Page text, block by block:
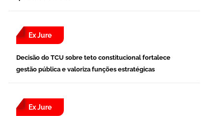
Ex Jure
Decisão do TCU sobre teto constitucional fortalece
gestão pública e valoriza funções estratégicas
Ex Jure